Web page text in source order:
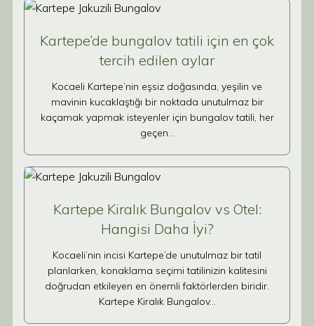
Kartepe’de bungalov tatili için en çok
tercih edilen aylar
Kocaeli Kartepe’nin eşsiz doğasında, yeşilin ve
mavinin kucaklaştığı bir noktada unutulmaz bir
kaçamak yapmak isteyenler için bungalov tatili, her
geçen…
Kartepe Kiralık Bungalov vs Otel:
Hangisi Daha İyi?
Kocaeli’nin incisi Kartepe’de unutulmaz bir tatil
planlarken, konaklama seçimi tatilinizin kalitesini
doğrudan etkileyen en önemli faktörlerden biridir.
Kartepe Kiralık Bungalov…